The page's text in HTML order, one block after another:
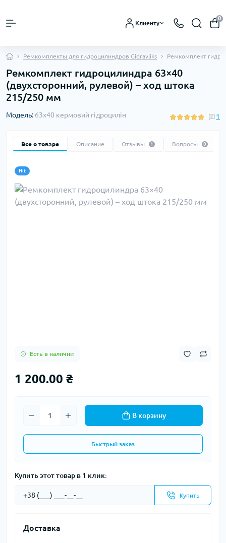
Клиенту
0
Ремкомплекты для гидроцилиндров Gidravliks Ремкомплект
Ремкомплект гидроцилиндра 63×40
(двухсторонний, рулевой) – ход штока
215/250 мм
Модель: 63х40 кермовий гідроцилін 1
Все о товаре Описание Отзывы 1 Вопросы 0
Hit
Есть в наличии
1 200.00 ₴
В корзину
Быстрый заказ
Купить этот товар в 1 клик:
Купить
Доставка